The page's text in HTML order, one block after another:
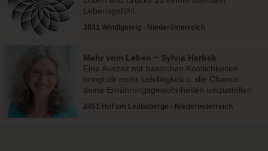
Lebensgefühl.
3841 Windigsteig - Niederösterreich
Mehr vom Leben ~ Sylvia Herbek
Eine Auszeit mit basischen Köstlichkeiten
bringt dir mehr Leichtigkeit u. die Chance
deine Ernährungsgewohnheiten umzustellen
2451 Hof am Leithaberge - Niederösterreich